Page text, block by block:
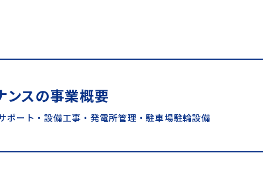
ンスの事業概要
ポート・設備工事・発電所管理・駐車場駐輪設備